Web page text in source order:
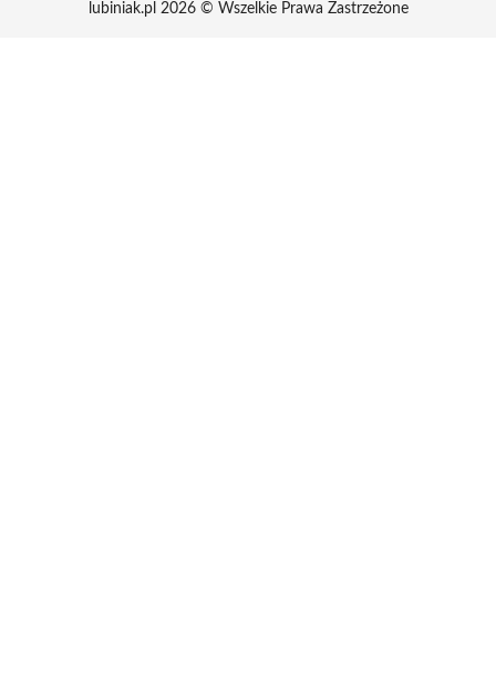
lubiniak.pl 2026 © Wszelkie Prawa Zastrzeżone